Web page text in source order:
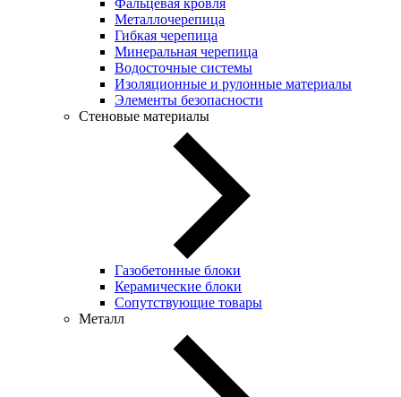
Металлочерепица
Гибкая черепица
Минеральная черепица
Водосточные системы
Изоляционные и рулонные материалы
Элементы безопасности
Стеновые материалы
Газобетонные блоки
Керамические блоки
Сопутствующие товары
Металл